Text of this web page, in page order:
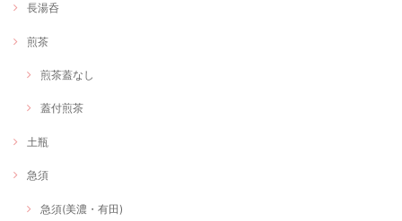
長湯呑
煎茶
煎茶蓋なし
蓋付煎茶
土瓶
急須
急須(美濃・有田)